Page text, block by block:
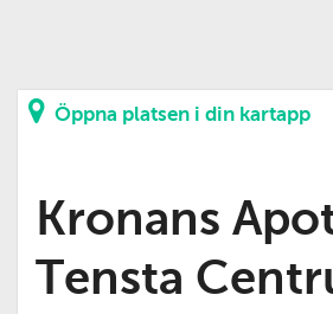
Öppna platsen i din kartapp
Kronans
Tensta